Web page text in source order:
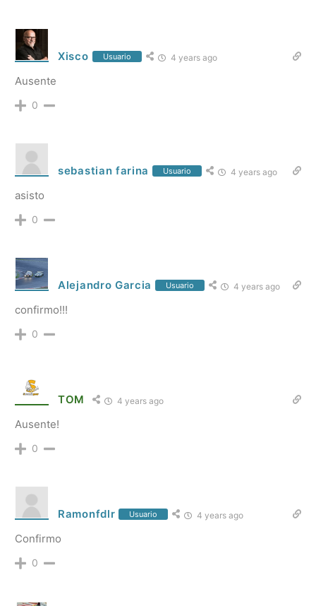
Xisco Usuario 4 years ago
Ausente
0
sebastian farina Usuario 4 years ago
asisto
0
Alejandro Garcia Usuario 4 years ago
confirmo!!!
0
TOM 4 years ago
Ausente!
0
Ramonfdlr Usuario 4 years ago
Confirmo
0